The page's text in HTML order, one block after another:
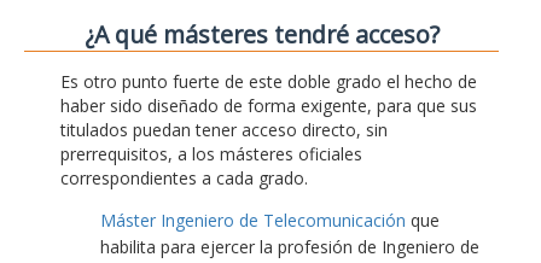
¿A qué másteres tendré acceso?
Es otro punto fuerte de este doble grado el hecho de
haber sido diseñado de forma exigente, para que sus
titulados puedan tener acceso directo, sin
prerrequisitos, a los másteres oficiales
correspondientes a cada grado.
Máster Ingeniero de Telecomunicación que
habilita para ejercer la profesión de Ingeniero de